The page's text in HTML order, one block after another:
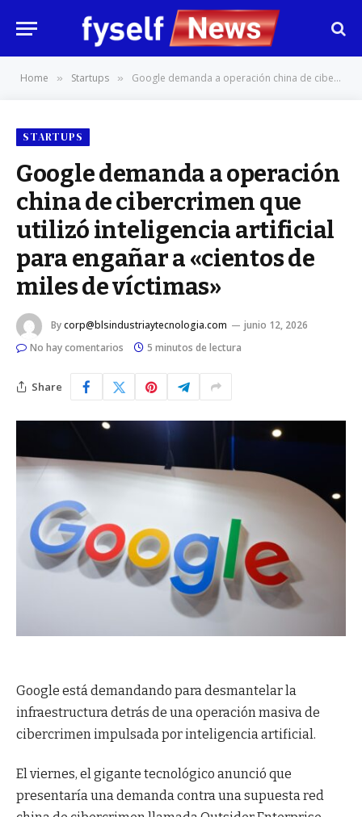
Home » Startups » Google demanda a operación china de cibercrimen que utilizó inteligencia artificial para engañar a «cientos de miles de víctimas»
STARTUPS
Google demanda a operación
china de cibercrimen que
utilizó inteligencia artificial
para engañar a «cientos de
miles de víctimas»
Bycorp@blsindustriaytecnologia.com
junio 12, 2026
No hay comentarios
5 minutos de lectura
Share
Google está demandando para desmantelar la
infraestructura detrás de una operación masiva de
cibercrimen impulsada por inteligencia artificial.
El viernes, el gigante tecnológico anunció que
presentaría una demanda contra una supuesta red